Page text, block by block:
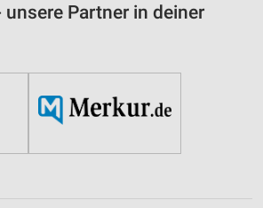
unsere Partner in deiner